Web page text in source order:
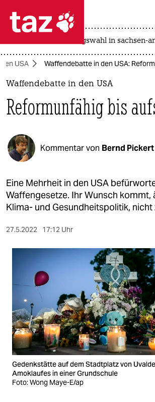
 taz zahl ich
taz zahl ich
politik
öko
gesellschaft
kultur
sport
berlin
nord
wahrheit
verlag
veranstaltungen
shop
fragen & hilfe
landtagswahl in sachsen-
USA Waffendebatte in den USA:
Waffendebatte in den USA
Reformunfähig bis
Kommentar von Bernd Pickert
Eine Mehrheit in den USA
Waffengesetze. Ihr Wunsch kommt,
Klima- und Gesundheitspolitik, nicht
27.5.2022 17:12 Uhr
Gedenkstätte auf dem Stadtplatz von
Amoklaufes in einer Grundschule
Foto: Wong Maye-E/ap